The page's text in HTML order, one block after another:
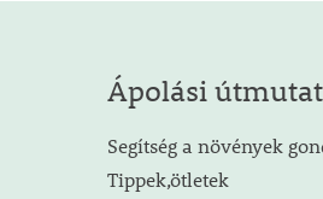
Ápolási
Segítség a növények
Tippek,ötletek